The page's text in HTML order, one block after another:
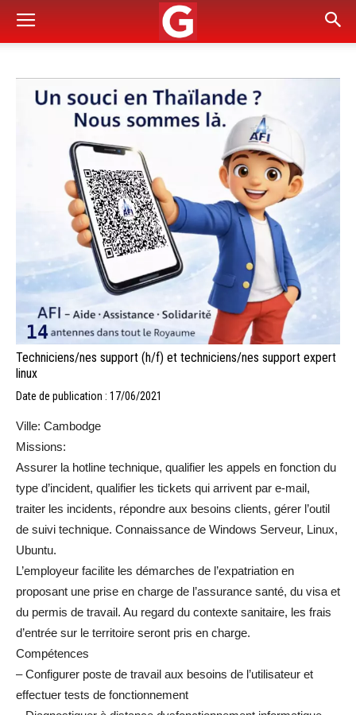
Techniciens/nes support (h/f) et techniciens/nes support expert
linux
Date de publication : 17/06/2021
Ville: Cambodge
Missions:
Assurer la hotline technique, qualifier les appels en fonction du
type d’incident, qualifier les tickets qui arrivent par e-mail,
traiter les incidents, répondre aux besoins clients, gérer l’outil
de suivi technique. Connaissance de Windows Serveur, Linux,
Ubuntu.
L’employeur facilite les démarches de l’expatriation en
proposant une prise en charge de l’assurance santé, du visa et
du permis de travail. Au regard du contexte sanitaire, les frais
d’entrée sur le territoire seront pris en charge.
Compétences
– Configurer poste de travail aux besoins de l’utilisateur et
effectuer tests de fonctionnement